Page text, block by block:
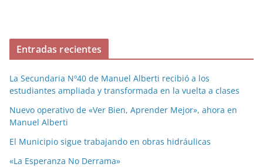
Entradas recientes
La Secundaria Nº40 de Manuel Alberti recibió a los
estudiantes ampliada y transformada en la vuelta a clases
Nuevo operativo de «Ver Bien, Aprender Mejor», ahora en
Manuel Alberti
El Municipio sigue trabajando en obras hidráulicas
«La Esperanza No Derrama»